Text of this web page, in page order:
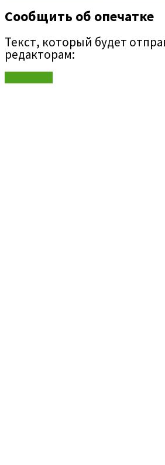
Сообщить об опечатке
Текст, который будет
редакторам: